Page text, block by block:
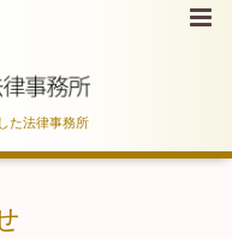
た法律事務所